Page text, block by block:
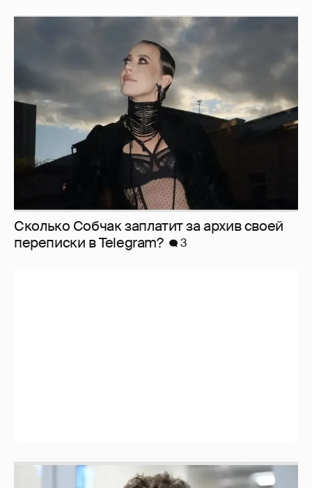
Сколько Собчак заплатит за архив своей
перeписки в Telegram?
3